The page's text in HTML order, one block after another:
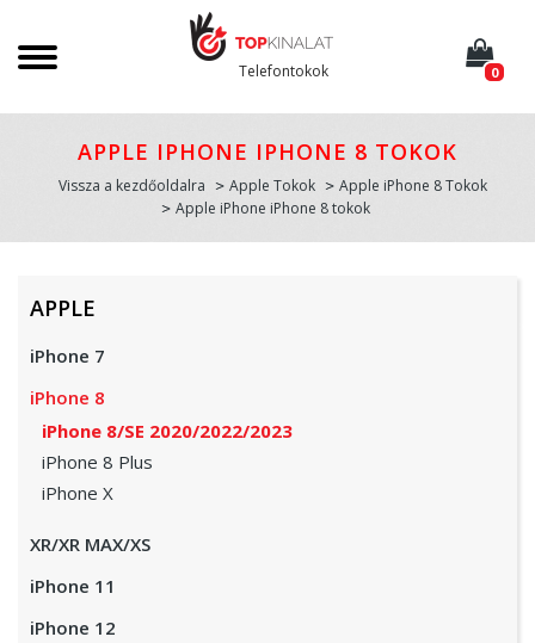
Telefontokok 0
APPLE IPHONE IPHONE 8 TOKOK
Vissza a kezdőoldalra Apple Tokok
Apple iPhone 8 Tokok
Apple iPhone iPhone 8 tokok
APPLE
iPhone 7
iPhone 8
iPhone 8/SE 2020/2022/2023
iPhone 8 Plus
iPhone X
XR/XR MAX/XS
iPhone 11
iPhone 12